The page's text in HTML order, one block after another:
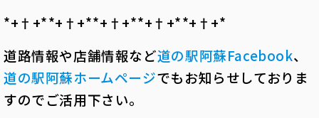
*+†+*――*+†+*――*+†+*――*+†+*――*+†+*――
道路情報や店舗情報など道の駅阿蘇Facebook、
道の駅阿蘇ホームページでもお知らせしておりま
すのでご活用下さい。